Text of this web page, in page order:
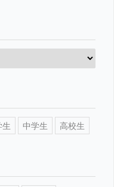
生 中学生 高校生